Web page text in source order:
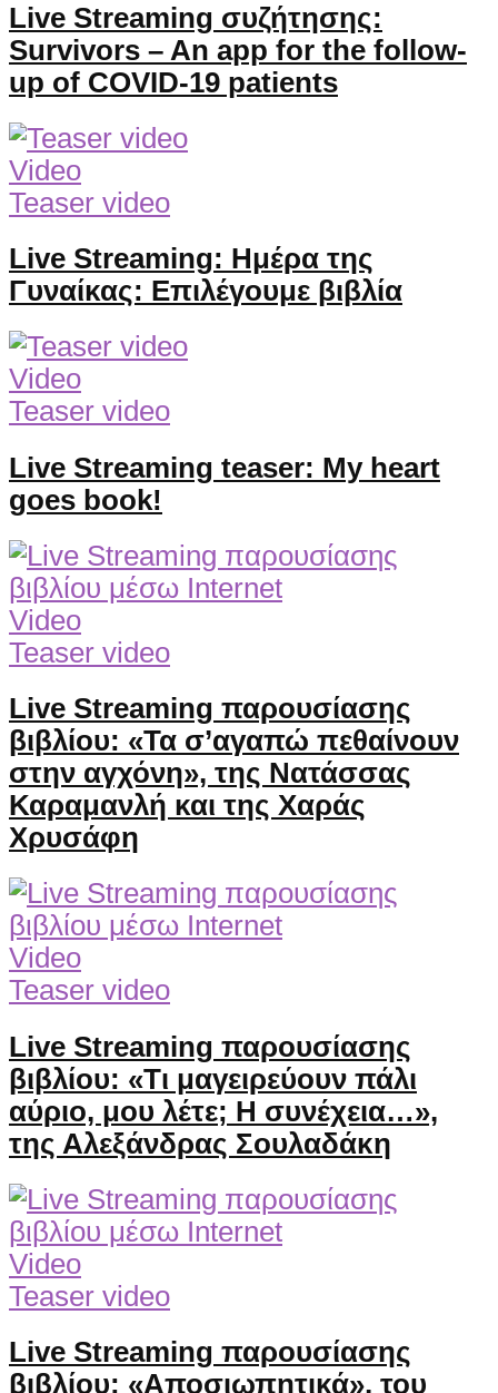
Live Streaming συζήτησης:
Survivors – An app for the follow-
up of COVID-19 patients
Video
Teaser video
Live Streaming: Ημέρα της
Γυναίκας: Επιλέγουμε βιβλία
Video
Teaser video
Live Streaming teaser: My heart
goes book!
Video
Teaser video
Live Streaming παρουσίασης
βιβλίου: «Τα σ’αγαπώ πεθαίνουν
στην αγχόνη», της Νατάσσας
Καραμανλή και της Χαράς
Χρυσάφη
Video
Teaser video
Live Streaming παρουσίασης
βιβλίου: «Τι μαγειρεύουν πάλι
αύριο, μου λέτε; Η συνέχεια…»,
της Αλεξάνδρας Σουλαδάκη
Video
Teaser video
Live Streaming παρουσίασης
βιβλίου: «Αποσιωπητικά», του